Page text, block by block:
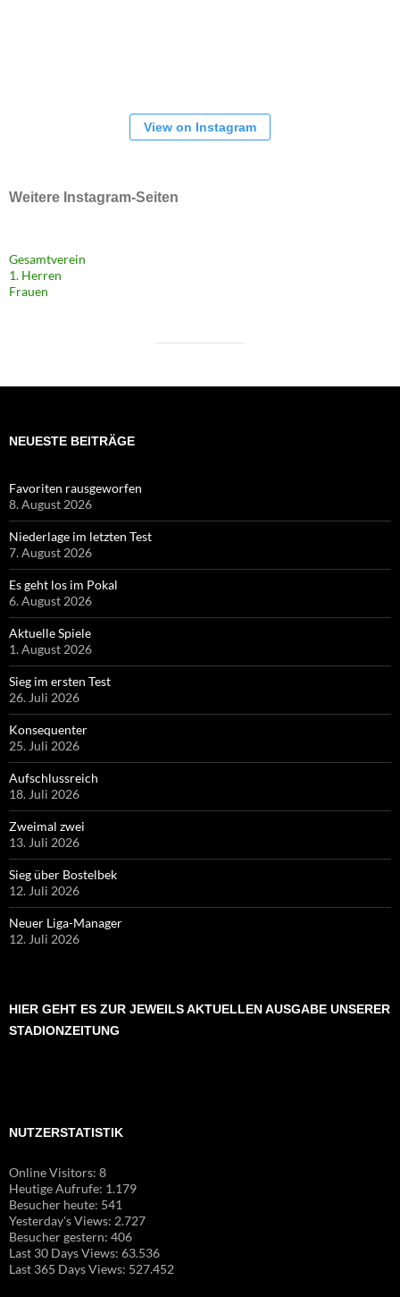
View on Instagram
Weitere Instagram-Seiten
Gesamtverein
1. Herren
Frauen
NEUESTE BEITRÄGE
Favoriten rausgeworfen
8. August 2026
Niederlage im letzten Test
7. August 2026
Es geht los im Pokal
6. August 2026
Aktuelle Spiele
1. August 2026
Sieg im ersten Test
26. Juli 2026
Konsequenter
25. Juli 2026
Aufschlussreich
18. Juli 2026
Zweimal zwei
13. Juli 2026
Sieg über Bostelbek
12. Juli 2026
Neuer Liga-Manager
12. Juli 2026
HIER GEHT ES ZUR JEWEILS AKTUELLEN AUSGABE UNSERER
STADIONZEITUNG
NUTZERSTATISTIK
Online Visitors: 8
Heutige Aufrufe: 1.179
Besucher heute: 541
Yesterday's Views: 2.727
Besucher gestern: 406
Last 30 Days Views: 63.536
Last 365 Days Views: 527.452